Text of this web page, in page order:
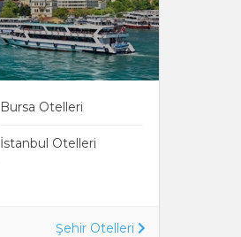
Bursa Otelleri
İstanbul Otelleri
Şehir Otelleri